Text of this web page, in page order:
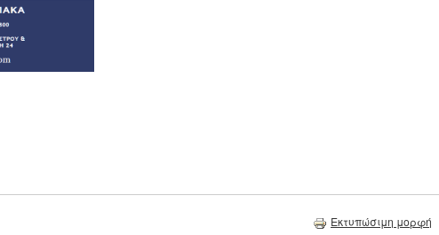
Εκτυπώσιμη μορφή